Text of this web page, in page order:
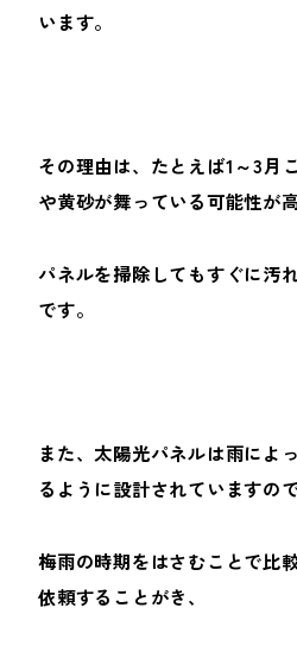
います。
その理由は、たとえば1～3月
や黄砂が舞っている可能性が高
パネルを掃除してもすぐに汚
です。
また、太陽光パネルは雨によ
るように設計されていますので
梅雨の時期をはさむことで比
依頼することがき、